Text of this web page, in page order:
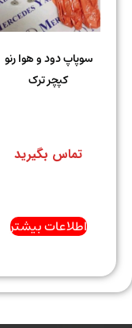
سوپاپ دود و هوا رنو
کپچر ترک
تماس بگیرید
اطلاعات بیشتر